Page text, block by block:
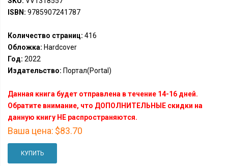
ISBN: 9785907241787
Количество страниц: 416
Обложка: Hardcover
Год: 2022
Издательство: Портал(Portal)
Данная книга будет отправлена в течение 14-16 дней.
Обратите внимание, что ДОПОЛНИТЕЛЬНЫЕ скидки на
данную книгу НЕ распространяются.
Ваша цена: $83.70
КУПИТЬ